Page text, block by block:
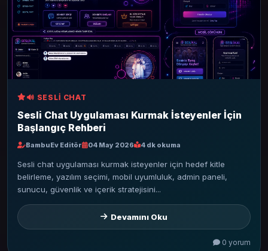
🔊 SESLI CHAT
Sesli Chat Uygulaması Kurmak İsteyenler İçin
Başlangıç Rehberi
BambuEv Editör 04 May 2026 4 dk okuma
Sesli chat uygulaması kurmak isteyenler için hedef kitle
belirleme, yazılım seçimi, mobil uyumluluk, admin paneli,
sunucu, güvenlik ve içerik stratejisini...
Devamını Oku
0 yorum